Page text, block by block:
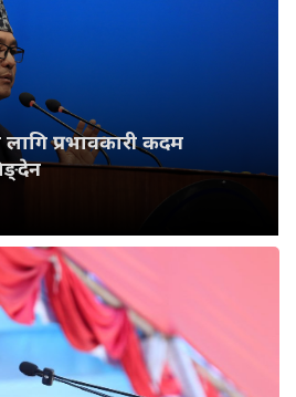
लागि प्रभावकारी कदम